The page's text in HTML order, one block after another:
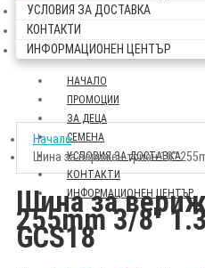
УСЛОВИЯ ЗА ДОСТАВКА
КОНТАКТИ
ИНФОРМАЦИОНЕН ЦЕНТЪР
НАЧАЛО
ПРОМОЦИИ
ЗА ДЕЦА
СЕМЕНА
УСЛОВИЯ ЗА ДОСТАВКА
КОНТАКТИ
ИНФОРМАЦИОНЕН ЦЕНТЪР
Начало
Шина за верижен трион 10"
Шина за
255mm 3/8"
GCS18